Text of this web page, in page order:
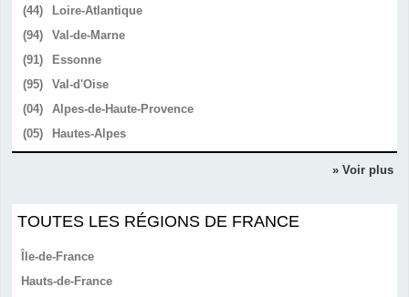
(44)
Loire-Atlantique
(94)
Val-de-Marne
(91)
Essonne
(95)
Val-d'Oise
(04)
Alpes-de-Haute-Provence
(05)
Hautes-Alpes
» Voir plus
TOUTES LES RÉGIONS DE FRANCE
Île-de-France
Hauts-de-France